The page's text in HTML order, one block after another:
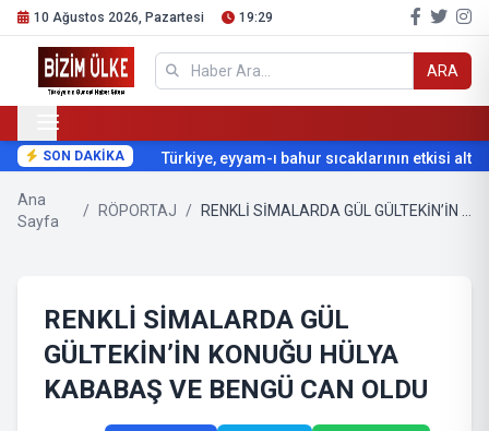
10 Ağustos 2026, Pazartesi 19:29
ARA
SON DAKİKA Türkiye, eyyam-ı bahur sıcaklarının etkisi
Ana
Sayfa
/ RÖPORTAJ /
RENKLİ SİMALARDA GÜL
GÜLTEKİN’İN KONUĞU HÜLYA
KABABAŞ VE BENGÜ CAN OLDU